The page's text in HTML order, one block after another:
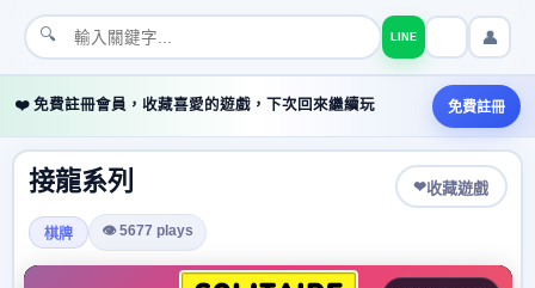
🔍 LINE 👤
❤️ 免費註冊會員，收藏喜愛的遊戲，下次回來繼續玩 免費註冊
接龍系列 ❤收藏遊戲
棋牌 👁 5677 plays